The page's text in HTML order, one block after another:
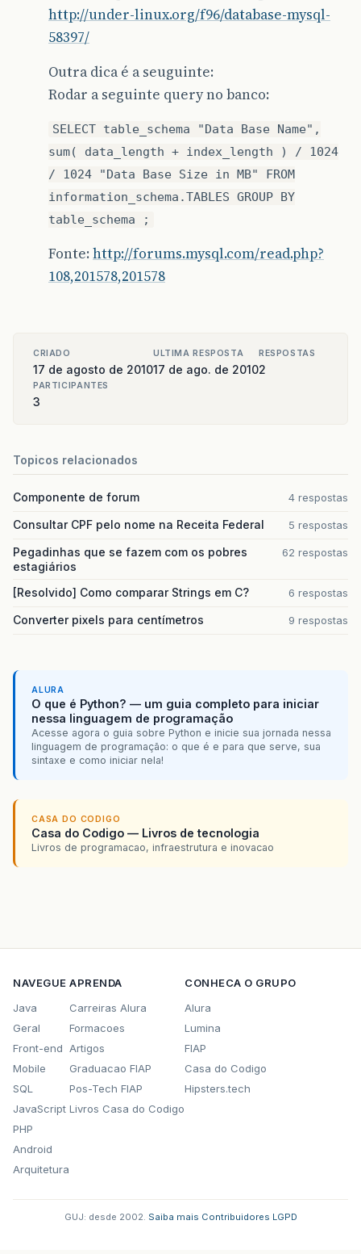
http://under-linux.org/f96/database-mysql-
58397/
Outra dica é a seuguinte:
Rodar a seguinte query no banco:
SELECT table_schema "Data Base Name",
sum( data_length + index_length ) / 1024
/ 1024 "Data Base Size in MB" FROM
information_schema.TABLES GROUP BY
table_schema ;
Fonte: http://forums.mysql.com/read.php?
108,201578,201578
CRIADO
17 de agosto de 2010
ULTIMA RESPOSTA
17 de ago. de 2010
RESPOSTAS
2
PARTICIPANTES
3
Topicos relacionados
Componente de forum 4 respostas
Consultar CPF pelo nome na Receita Federal 5 respostas
Pegadinhas que se fazem com os pobres
estagiários
62 respostas
[Resolvido] Como comparar Strings em C? 6 respostas
Converter pixels para centímetros 9 respostas
ALURA
O que é Python? — um guia completo para iniciar
nessa linguagem de programação
Acesse agora o guia sobre Python e inicie sua jornada nessa
linguagem de programação: o que é e para que serve, sua
sintaxe e como iniciar nela!
CASA DO CODIGO
Casa do Codigo — Livros de tecnologia
Livros de programacao, infraestrutura e inovacao
NAVEGUE
Java
Geral
Front-end
Mobile
SQL
JavaScript
PHP
Android
Arquitetura
APRENDA
Carreiras Alura
Formacoes
Artigos
Graduacao FIAP
Pos-Tech FIAP
Livros Casa do Codigo
CONHECA O GRUPO
Alura
Lumina
FIAP
Casa do Codigo
Hipsters.tech
GUJ: desde 2002. Saiba mais Contribuidores LGPD